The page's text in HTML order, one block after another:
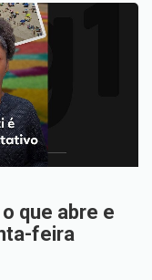
que abre e
feira